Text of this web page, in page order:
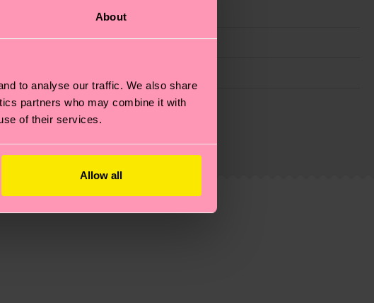
About
to analyse our traffic. We also share
partners who may combine it with
of their services.
Allow all
die Reduzierung von Emissionen, die richtige Pflege von
von der lokalen Post in deinem Land abhängt.